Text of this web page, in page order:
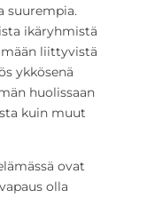
suurempia.
ikäryhmistä
liittyvistä
ykkösenä
huolissaan
kuin muut
ovat
olla